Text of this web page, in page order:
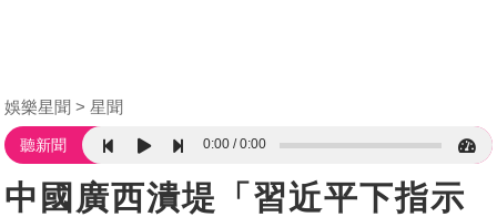
娛樂星聞 星聞
聽新聞 0:00 0:00
中國廣西潰堤「習近平下指示